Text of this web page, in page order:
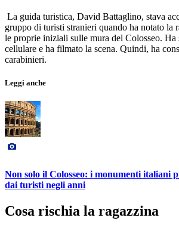
La guida turistica, David Battaglino, stava
gruppo di turisti stranieri quando ha notato la
le proprie iniziali sulle mura del Colosseo. Ha
cellulare e ha filmato la scena. Quindi, ha
carabinieri.
Leggi anche
Non solo il Colosseo: i monumenti italiani
dai turisti negli anni
Cosa rischia la ragazzina